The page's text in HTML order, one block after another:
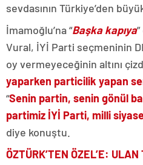
sevdasının Türkiye’den
İmamoğlu’na “Başka kapıya
Vural, İYİ Parti seçmeninin
oy vermeyeceğinin altını
yaparken particilik yapan
“Senin partin, senin gönül
partimiz İYİ Parti, milli
diye konuştu.
ÖZTÜRK’TEN ÖZEL’E: